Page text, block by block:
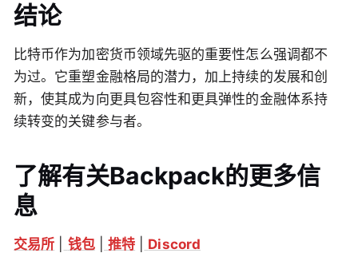
结论
比特币作为加密货币领域先驱的重要性怎么强调都不
为过。它重塑金融格局的潜力，加上持续的发展和创
新，使其成为向更具包容性和更具弹性的金融体系持
续转变的关键参与者。
了解有关Backpack的更多信
息
交易所 钱包| 推特 Discord